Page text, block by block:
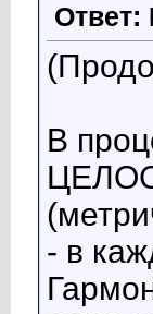
Ответ:
В
- в